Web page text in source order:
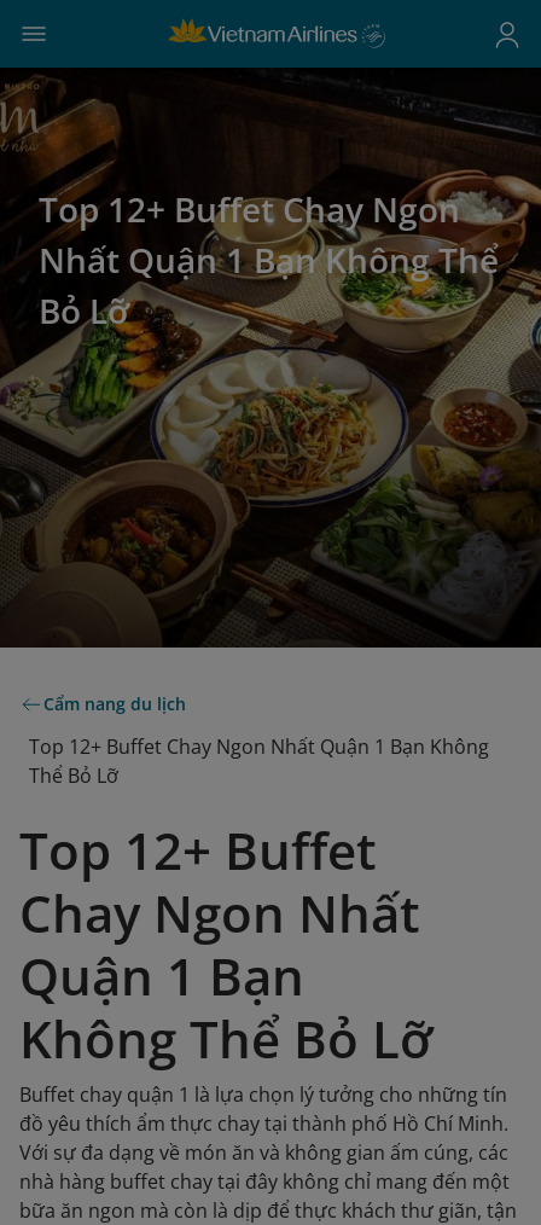
Top 12+ Buffet Chay Ngon
Nhất Quận 1 Bạn Không Thể
Bỏ Lỡ
Cẩm nang du lịch
Top 12+ Buffet Chay Ngon Nhất Quận 1 Bạn Không
Thể Bỏ Lỡ
Top 12+ Buffet
Chay Ngon Nhất
Quận 1 Bạn
Không Thể Bỏ Lỡ
Buffet chay quận 1 là lựa chọn lý tưởng cho những tín
đồ yêu thích ẩm thực chay tại thành phố Hồ Chí Minh.
Với sự đa dạng về món ăn và không gian ấm cúng, các
nhà hàng buffet chay tại đây không chỉ mang đến một
bữa ăn ngon mà còn là dịp để thực khách thư giãn, tận